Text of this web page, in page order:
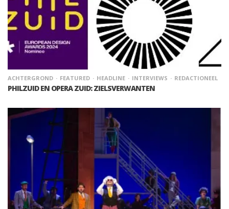
ACHTERGROND FEATURED HEADLINE INTERVIEWS REDACTIONEEL
PHILZUID EN OPERA ZUID: ZIELSVERWANTEN